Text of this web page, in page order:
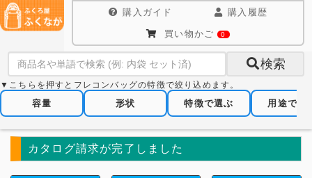
購入ガイド 購入履歴
買い物かご 0
検索
▼こちらを押すとフレコンバッグの特徴で絞り込めます。
容量 形状 特徴で選ぶ 用途で選
カタログ請求が完了しました